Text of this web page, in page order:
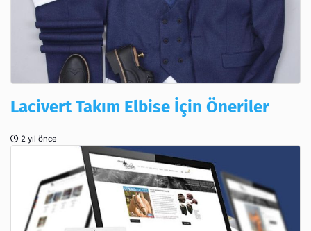
Lacivert Takım Elbise İçin Öneriler
2 yıl önce